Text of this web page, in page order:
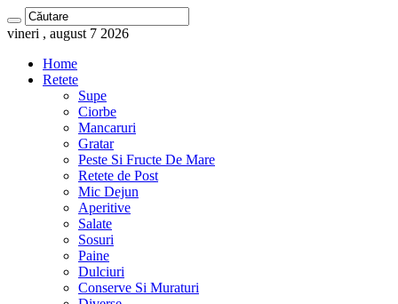
vineri , august 7 2026
Home
Retete
Supe
Ciorbe
Mancaruri
Gratar
Peste Si Fructe De Mare
Retete de Post
Mic Dejun
Aperitive
Salate
Sosuri
Paine
Dulciuri
Conserve Si Muraturi